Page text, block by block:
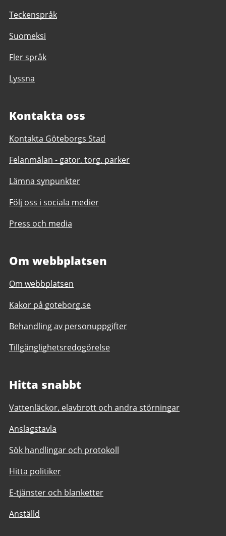
Teckenspråk
Suomeksi
Fler språk
Lyssna
Kontakta oss
Kontakta Göteborgs Stad
Felanmälan - gator, torg, parker
Lämna synpunkter
Följ oss i sociala medier
Press och media
Om webbplatsen
Om webbplatsen
Kakor på goteborg.se
Behandling av personuppgifter
Tillgänglighetsredogörelse
Hitta snabbt
Vattenläckor, elavbrott och andra störningar
Anslagstavla
Sök handlingar och protokoll
Hitta politiker
E-tjänster och blanketter
Anställd